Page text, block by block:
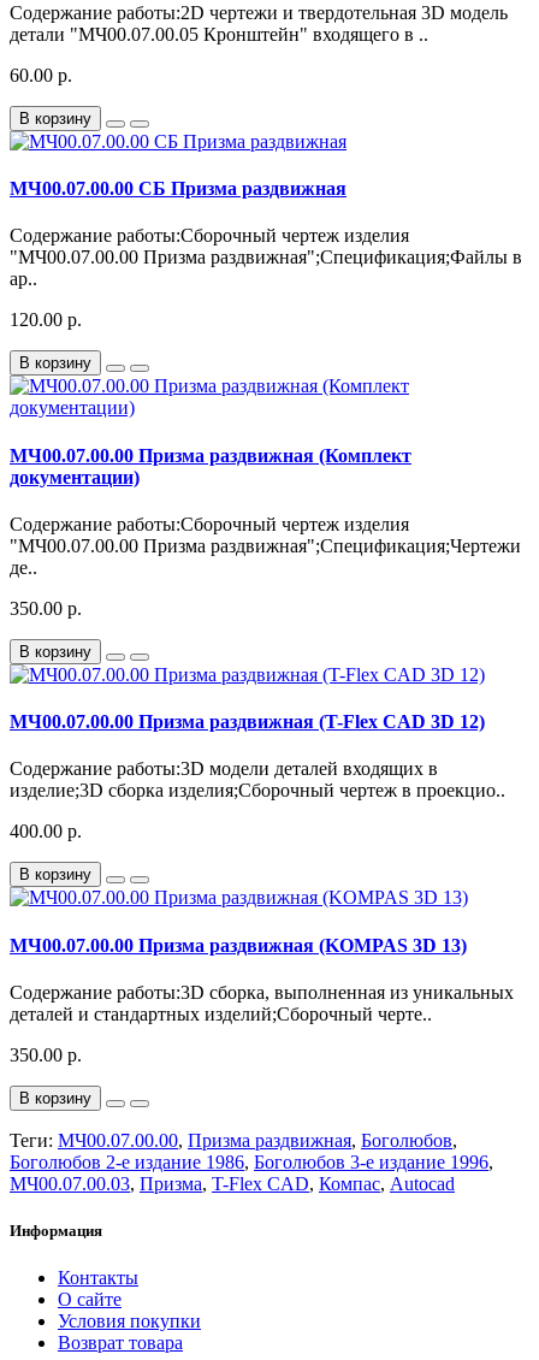
Содержание работы:2D чертежи и твердотельная 3D модель
детали "МЧ00.07.00.05 Кронштейн" входящего в ..
60.00 р.
В корзину
МЧ00.07.00.00 СБ Призма раздвижная
Содержание работы:Сборочный чертеж изделия
"МЧ00.07.00.00 Призма раздвижная";Спецификация;Файлы в
ар..
120.00 р.
В корзину
МЧ00.07.00.00 Призма раздвижная (Комплект
документации)
Содержание работы:Сборочный чертеж изделия
"МЧ00.07.00.00 Призма раздвижная";Спецификация;Чертежи
де..
350.00 р.
В корзину
МЧ00.07.00.00 Призма раздвижная (T-Flex CAD 3D 12)
Содержание работы:3D модели деталей входящих в
изделие;3D сборка изделия;Сборочный чертеж в проекцио..
400.00 р.
В корзину
МЧ00.07.00.00 Призма раздвижная (KOMPAS 3D 13)
Содержание работы:3D сборка, выполненная из уникальных
деталей и стандартных изделий;Сборочный черте..
350.00 р.
В корзину
Теги: МЧ00.07.00.00, Призма раздвижная, Боголюбов,
Боголюбов 2-е издание 1986, Боголюбов 3-е издание 1996,
МЧ00.07.00.03, Призма, T-Flex CAD, Компас, Autocad
Информация
Контакты
О сайте
Условия покупки
Возврат товара